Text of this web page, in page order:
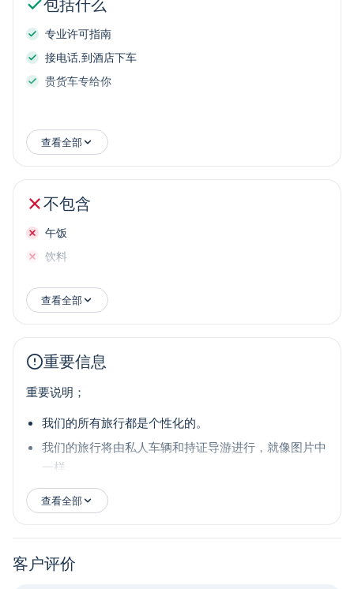
包括什么
专业许可指南
接电话,到酒店下车
贵货车专给你
查看全部
不包含
午饭
饮料
查看全部
重要信息
重要说明；
我们的所有旅行都是个性化的。
我们的旅行将由私人车辆和持证导游进行，就像图片中
一样。
查看全部
客户评价